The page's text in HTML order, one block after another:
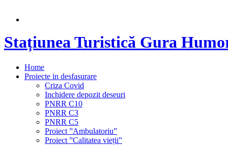
Stațiunea Turistică Gura
Home
Proiecte in desfasurare
Criza Covid
Inchidere depozit deseuri
PNRR C10
PNRR C3
PNRR C5
Proiect ”Ambulatoriu”
Proiect ”Calitatea vieții”